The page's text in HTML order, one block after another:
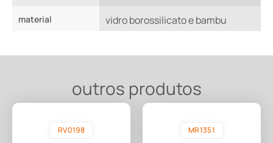
material vidro borossilicato e bambu
outros produtos
RV0198 MR1351